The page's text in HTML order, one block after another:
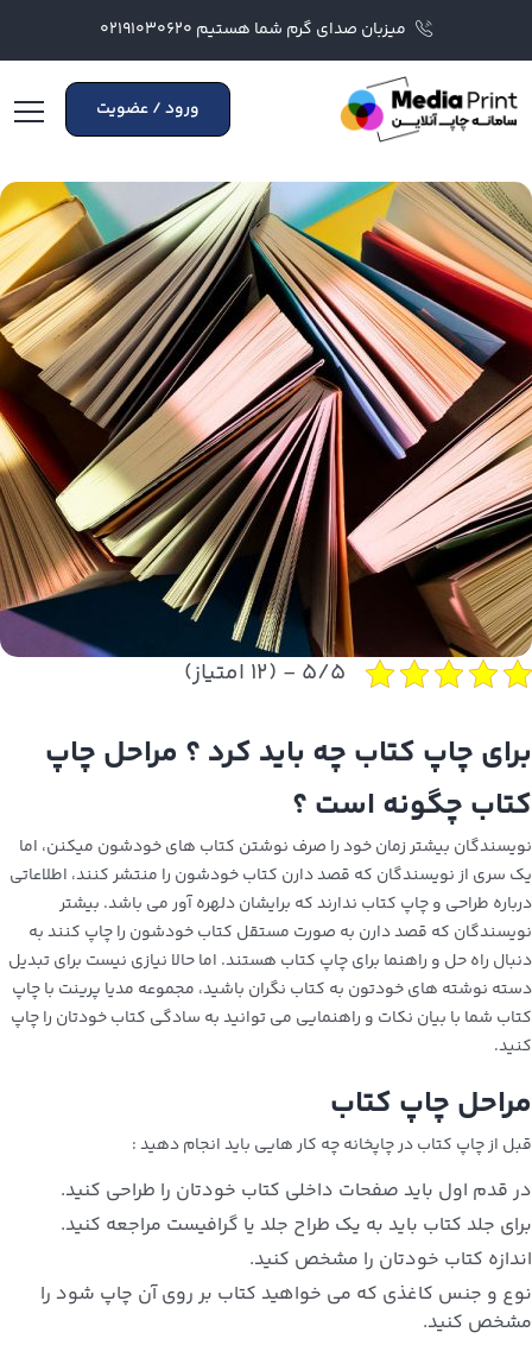
میزبان صدای گرم شما هستیم ۰۲۱۹۱۰۳۰۶۲۰
ورود / عضویت
۵/۵ - (۱۲ امتیاز)
برای چاپ کتاب چه باید کرد ؟ مراحل چاپ
کتاب چگونه است ؟
نویسندگان بیشتر زمان خود را صرف نوشتن کتاب های خودشون میکنن، اما
یک سری از نویسندگان که قصد دارن کتاب خودشون را منتشر کنند، اطلاعاتی
درباره طراحی و چاپ کتاب ندارند که برایشان دلهره آور می باشد. بیشتر
نویسندگان که قصد دارن به صورت مستقل کتاب خودشون را چاپ کنند به
دنبال راه حل و راهنما برای چاپ کتاب هستند. اما حالا نیازی نیست برای تبدیل
دسته نوشته های خودتون به کتاب نگران باشید، مجموعه مدیا پرینت با چاپ
کتاب شما با بیان نکات و راهنمایی می توانید به سادگی کتاب خودتان را چاپ
کنید.
مراحل چاپ کتاب
قبل از چاپ کتاب در چاپخانه چه کار هایی باید انجام دهید :
در قدم اول باید صفحات داخلی کتاب خودتان را طراحی کنید.
برای جلد کتاب باید به یک طراح جلد یا گرافیست مراجعه کنید.
اندازه کتاب خودتان را مشخص کنید.
نوع و جنس کاغذی که می‌ خواهید کتاب بر روی آن چاپ شود را
مشخص کنید.